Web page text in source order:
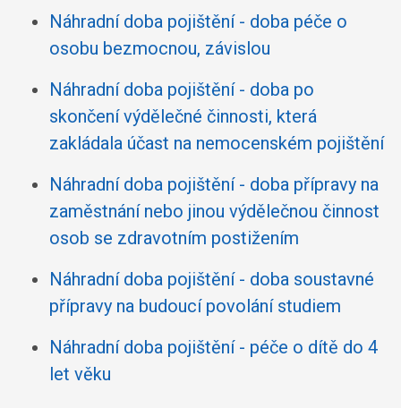
Náhradní doba pojištění - doba péče o
osobu bezmocnou, závislou
Náhradní doba pojištění - doba po
skončení výdělečné činnosti, která
zakládala účast na nemocenském pojištění
Náhradní doba pojištění - doba přípravy na
zaměstnání nebo jinou výdělečnou činnost
osob se zdravotním postižením
Náhradní doba pojištění - doba soustavné
přípravy na budoucí povolání studiem
Náhradní doba pojištění - péče o dítě do 4
let věku